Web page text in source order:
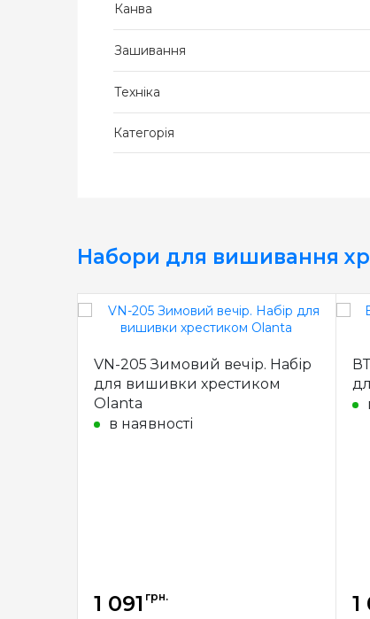
Канва
Зашивання
Техніка
Категорія
Набори для вишивання
VN-205 Зимовий вечір. Набір
для вишивки хрестиком
Olanta
в наявності
1 091 грн. 1